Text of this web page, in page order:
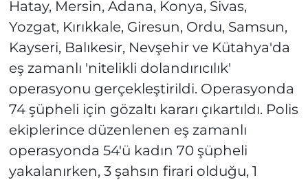
Hatay, Mersin, Adana, Konya, Sivas,
Yozgat, Kırıkkale, Giresun, Ordu, Samsun,
Kayseri, Balıkesir, Nevşehir ve Kütahya'da
eş zamanlı 'nitelikli dolandırıcılık'
operasyonu gerçekleştirildi. Operasyonda
74 şüpheli için gözaltı kararı çıkartıldı. Polis
ekiplerince düzenlenen eş zamanlı
operasyonda 54'ü kadın 70 şüpheli
yakalanırken, 3 şahsın firari olduğu, 1